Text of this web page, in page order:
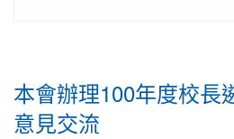
本會辦理100年度校長
意見交流